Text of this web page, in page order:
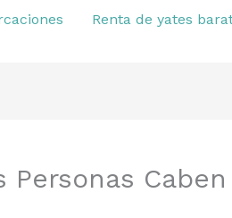
Renta de yates